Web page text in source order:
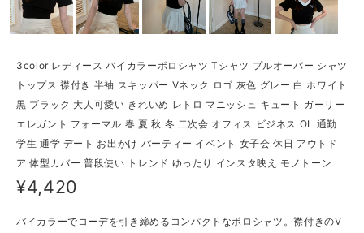
3color レディース バイカラーポロシャツ Tシャツ プルオーバー シャツ
トップス 襟付き 半袖 スキッパー Vネック ロゴ 灰色 グレー 白 ホワイト
黒 ブラック 大人可愛い きれいめ レトロ マニッシュ キュート ガーリー
エレガント フォーマル 春 夏 秋 冬 二次会 オフィス ビジネス OL 通勤
学生 通学 デート お出かけ パーティー イベント 女子会 休日 アウトド
ア 体型カバー 普段使い トレンド ゆったり インスタ映え モノトーン
¥4,420
バイカラーでコーデを引き締めるコンパクトなポロシャツ。襟付きのV